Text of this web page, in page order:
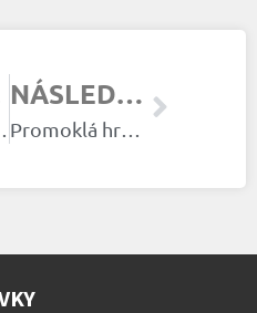
NÁSLEDUJÍCÍ ČLÁNEK
Promoklá hromádka